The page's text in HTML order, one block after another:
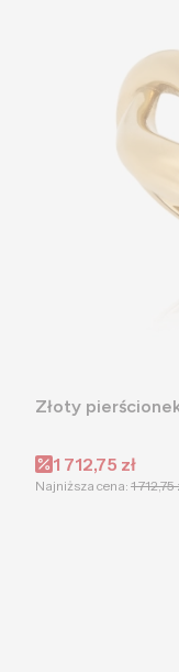
Złoty
Cena
1 712,75 zł
Najniższa cena: 1 712,75